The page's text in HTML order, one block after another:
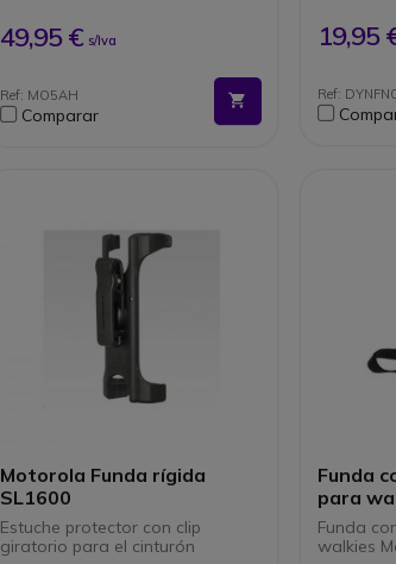
XTL446
Talkies Midland : G6, G7, G8,
Talkies Cobra : MT600, 800,
975
49,95 € s/Iva
Ref: MO5AH
Comparar
550,
HP-
19,95
Ref:
Motorola Funda rígida
SL1600
Estuche protector con clip
giratorio para el cinturón
Funda
para
Funda
walkies